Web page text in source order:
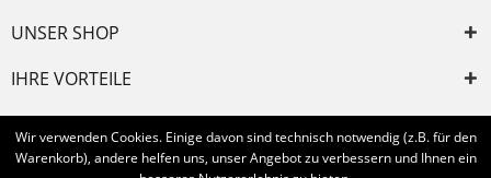
UNSER SHOP
IHRE VORTEILE
INFORMIERT BLEIBEN
Bestellung widerrufen
Wir verwenden Cookies. Einige davon sind technisch notwendig (z.B. für den
Warenkorb), andere helfen uns, unser Angebot zu verbessern und Ihnen ein